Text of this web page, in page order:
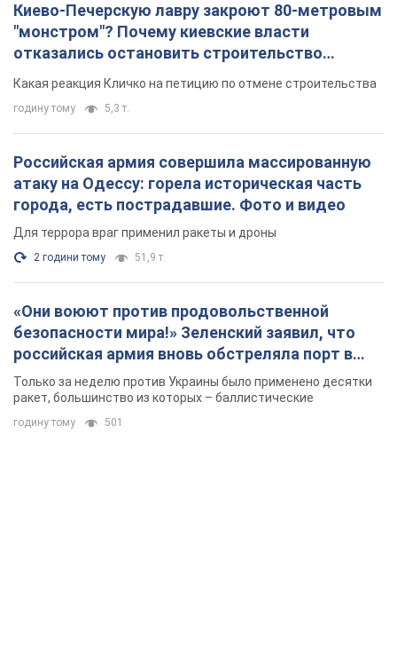
Киево-Печерскую лавру закроют 80-метровым
"монстром"? Почему киевские власти
отказались остановить строительство
небоскреба "московского верующего"
Какая реакция Кличко на петицию по отмене строительства
годину тому 5,3 т.
Российская армия совершила массированную
атаку на Одессу: горела историческая часть
города, есть пострадавшие. Фото и видео
Для террора враг применил ракеты и дроны
2 години тому 51,9 т.
«Они воюют против продовольственной
безопасности мира!» Зеленский заявил, что
российская армия вновь обстреляла порт в
Одессе
Только за неделю против Украины было применено десятки
ракет, большинство из которых – баллистические
годину тому 501